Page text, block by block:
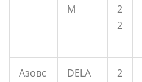
M
2
2
Азовс
DELA
2